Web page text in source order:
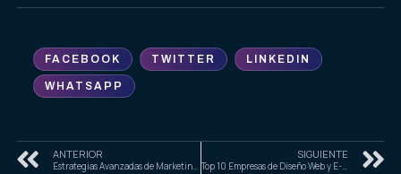
FACEBOOK TWITTER LINKEDIN
WHATSAPP
ANTERIOR
Estrategias Avanzadas de Marketing Digital y SEO para 2025: Maximizando el Alcance y la Conversión
SIGUIENTE
Top 10 Empresas de Diseño Web y E-Commerce en Guadalajara para 2025